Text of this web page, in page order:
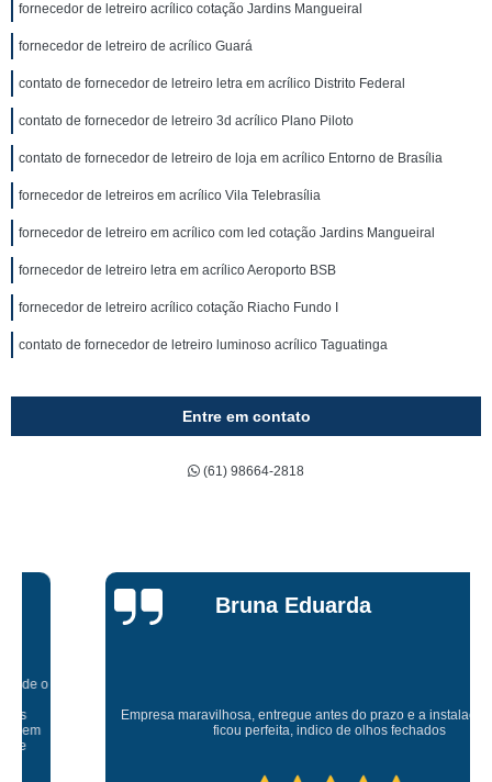
fornecedor de letreiro acrílico cotação Jardins Mangueiral
fornecedor de letreiro de acrílico Guará
contato de fornecedor de letreiro letra em acrílico Distrito Federal
contato de fornecedor de letreiro 3d acrílico Plano Piloto
contato de fornecedor de letreiro de loja em acrílico Entorno de Brasília
fornecedor de letreiros em acrílico Vila Telebrasília
fornecedor de letreiro em acrílico com led cotação Jardins Mangueiral
fornecedor de letreiro letra em acrílico Aeroporto BSB
fornecedor de letreiro acrílico cotação Riacho Fundo I
contato de fornecedor de letreiro luminoso acrílico Taguatinga
Entre em contato
(61) 98664-2818
Bruna Eduarda
Empresa maravilhosa, entregue antes do prazo e a instalação da lona
ficou perfeita, indico de olhos fechados